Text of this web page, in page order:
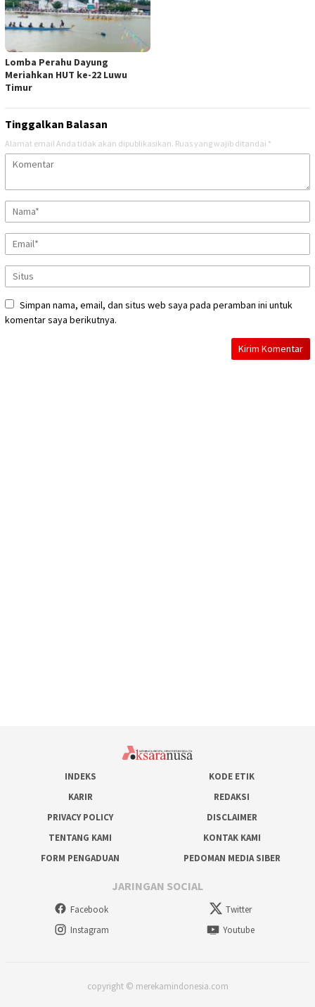
Lomba Perahu Dayung
Meriahkan HUT ke-22 Luwu
Timur
Tinggalkan Balasan
Alamat email Anda tidak akan dipublikasikan. Ruas yang wajib ditandai *
Simpan nama, email, dan situs web saya pada peramban ini untuk
komentar saya berikutnya.
INDEKS
KODE ETIK
KARIR
REDAKSI
PRIVACY POLICY
DISCLAIMER
TENTANG KAMI
KONTAK KAMI
FORM PENGADUAN
PEDOMAN MEDIA SIBER
JARINGAN SOCIAL
Facebook
Twitter
Instagram
Youtube
copyright © merekamindonesia.com